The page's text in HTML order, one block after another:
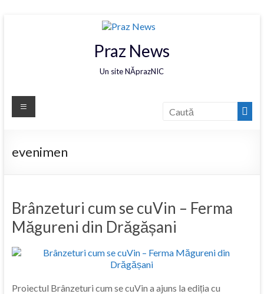
Praz News
Un site NĂprazNIC
evenimen
Brânzeturi cum se cuVin – Ferma
Măgureni din Drăgășani
Proiectul Brânzeturi cum se cuVin a ajuns la ediția cu